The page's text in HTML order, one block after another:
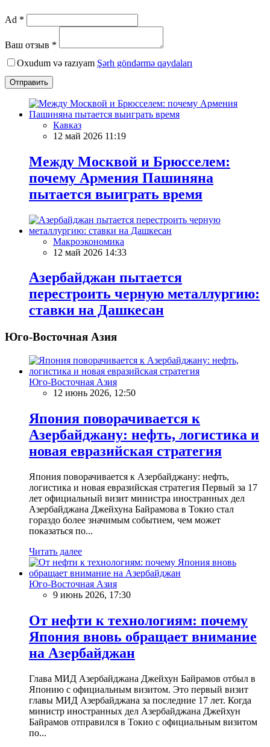
Ad *
Ваш отзыв *
Oxudum və razıyam Şərh göndərmə qaydaları
Отправить
Кавказ
12 май 2026 11:19
Между Москвой и Брюсселем:
почему Армения Пашиняна
пытается выиграть время
Макроэкономика
12 май 2026 14:33
Азербайджан пытается
перестроить черную металлургию:
ставки на Дашкесан
Юго-Восточная Азия
Юго-Восточная Азия
12 июнь 2026, 12:50
Япония поворачивается к
Азербайджану: нефть, логистика и
новая евразийская стратегия
Япония поворачивается к Азербайджану: нефть,
логистика и новая евразийская стратегия Первый за 17
лет официальный визит министра иностранных дел
Азербайджана Джейхуна Байрамова в Токио стал
гораздо более значимым событием, чем может
показаться по...
Читать далее
Юго-Восточная Азия
9 июнь 2026, 17:30
От нефти к технологиям: почему
Япония вновь обращает внимание
на Азербайджан
Глава МИД Азербайджана Джейхун Байрамов отбыл в
Японию с официальным визитом. Это первый визит
главы МИД Азербайджана за последние 17 лет. Когда
министр иностранных дел Азербайджана Джейхун
Байрамов отправился в Токио с официальным визитом
по...